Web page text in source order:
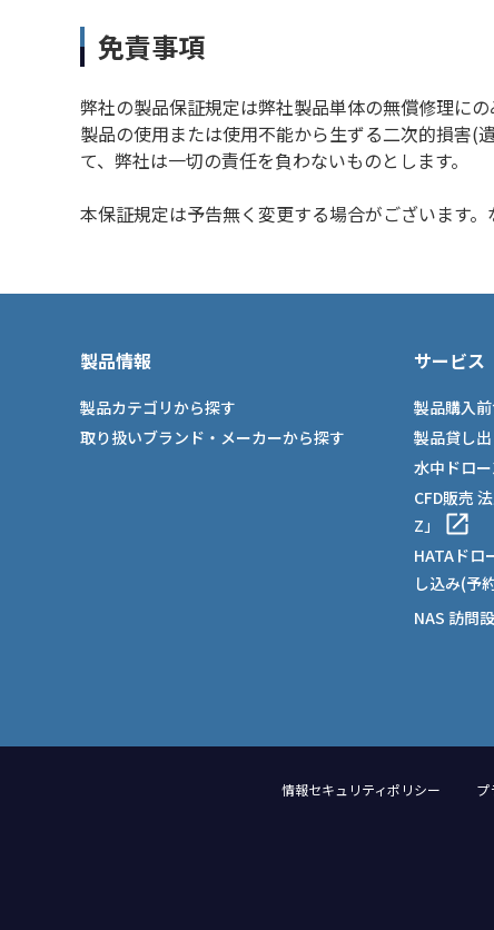
免責事項
弊社の製品保証規定は弊社製品単体の無償修理にの
製品の使用または使用不能から生ずる二次的損害(
て、弊社は一切の責任を負わないものとします。
本保証規定は予告無く変更する場合がございます
製品情報
製品カテゴリから探す
取り扱いブランド・メーカーから探す
サービス
製品購入
製品貸し
水中ドロ
CFD販売
Z」
HATAドロ
し込み(予
NAS 訪問
情報セキュリティポリシー プ